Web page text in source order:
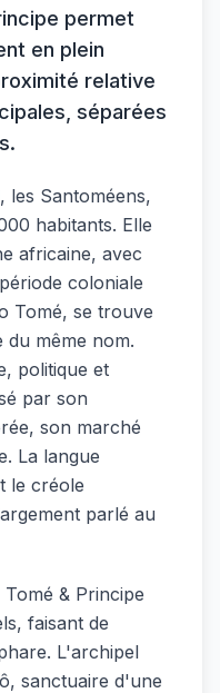
permet
en plein
relative
séparées
les Santoméens,
habitants. Elle
africaine, avec
coloniale
Tomé, se trouve
même nom.
politique et
par son
son marché
La langue
le créole
parlé au
& Principe
faisant de
L'archipel
sanctuaire d'une